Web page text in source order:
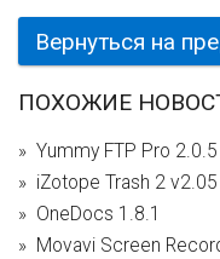
Вернуться на
ПОХОЖИЕ
Yummy FTP Pro 2.0.5
iZotope Trash 2 v2.05
OneDocs 1.8.1
Movavi Screen